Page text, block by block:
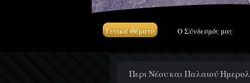
Γενικά Θέματα Ο Σύνδεσμός μας
Περι Νέου και Παλαιού